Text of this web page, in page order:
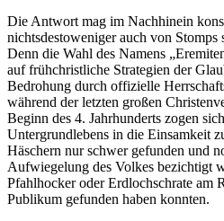
Die Antwort mag im Nachhinein
nichtsdestoweniger auch von Stomps
Denn die Wahl des Namens
auf frühchristliche Strategien der
Bedrohung durch offizielle
während der letzten großen
Beginn des 4. Jahrhunderts zogen
Untergrundlebens in die Einsamkeit
Häschern nur schwer gefunden und
Aufwiegelung des Volkes bezichtigt
Pfahlhocker oder Erdlochschrate am
Publikum gefunden haben konnten.